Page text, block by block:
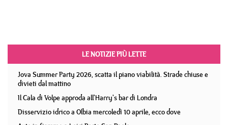
LE NOTIZIE PIÙ LETTE
Jova Summer Party 2026, scatta il piano viabilità. Strade chiuse e
divieti dal mattino
Il Cala di Volpe approda all'Harry's bar di Londra
Disservizio idrico a Olbia mercoledì 10 aprile, ecco dove